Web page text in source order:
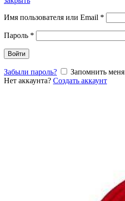
Имя пользователя или Email *
Пароль *
Войти
Забыли пароль?
Запомнить меня
Нет аккаунта? Создать аккаунт